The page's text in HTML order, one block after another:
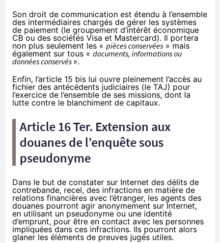
Son droit de communication est étendu à l’ensemble
des intermédiaires chargés de gérer les systèmes
de paiement (le groupement d’intérêt économique
CB ou des sociétés Visa et Mastercard). Il portera
non plus seulement les « pièces conservées » mais
également sur tous « documents, informations ou
données conservés ».
Enfin, l’article 15 bis lui ouvre pleinement l’accès au
fichier des antécédents judiciaires (le TAJ) pour
l’exercice de l’ensemble de ses missions, dont la
lutte contre le blanchiment de capitaux.
Article 16 Ter. Extension aux
douanes de l’enquête sous
pseudonyme
Dans le but de constater sur Internet des délits de
contrebande, recel, des infractions en matière de
relations financières avec l’étranger, les agents des
douanes pourront agir anonymement sur Internet,
en utilisant un pseudonyme ou une identité
d’emprunt, pour être en contact avec les personnes
impliquées dans ces infractions. Ils pourront alors
glaner les éléments de preuves jugés utiles.